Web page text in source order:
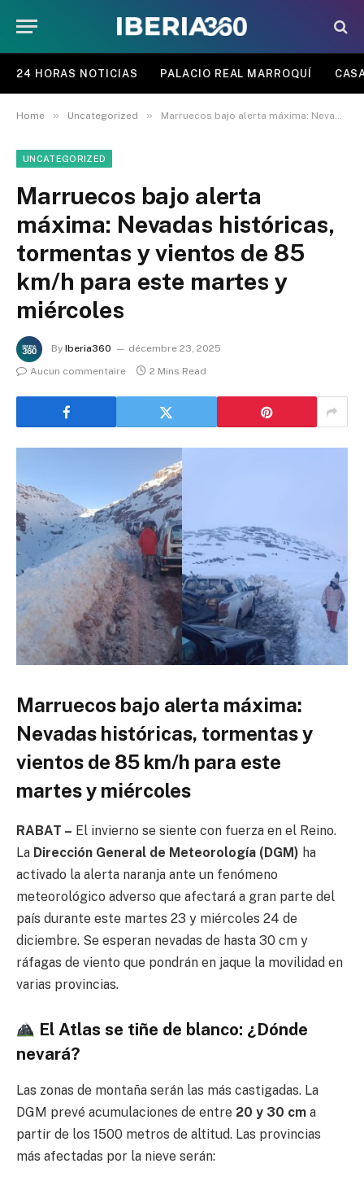
24 HORAS NOTICIAS PALACIO REAL MARROQUÍ
Home » Uncategorized » Marruecos bajo alerta máxima: Nevadas históricas, tormentas y vientos de 85 km/h para este martes y miércoles
UNCATEGORIZED
Marruecos bajo alerta
máxima: Nevadas históricas,
tormentas y vientos de 85
km/h para este martes y
miércoles
By Iberia360
décembre 23, 2025
Aucun commentaire
2 Mins Read
Marruecos bajo alerta máxima:
Nevadas históricas, tormentas y
vientos de 85 km/h para este
martes y miércoles
RABAT – El invierno se siente con fuerza en el Reino.
La Dirección General de Meteorología (DGM) ha
activado la alerta naranja ante un fenómeno
meteorológico adverso que afectará a gran parte del
país durante este martes 23 y miércoles 24 de
diciembre. Se esperan nevadas de hasta 30 cm y
ráfagas de viento que pondrán en jaque la movilidad en
varias provincias.
El Atlas se tiñe de blanco: ¿Dónde
nevará?
Las zonas de montaña serán las más castigadas. La
DGM prevé acumulaciones de entre 20 y 30 cm a
partir de los 1500 metros de altitud. Las provincias
más afectadas por la nieve serán: